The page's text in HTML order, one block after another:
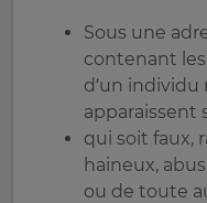
Sous une
contenant
d’un individu
apparaissent
qui soit faux,
haineux,
ou de toute